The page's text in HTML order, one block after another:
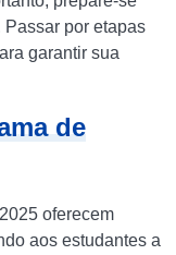
Passar por etapas
garantir sua
de
oferecem
aos estudantes a